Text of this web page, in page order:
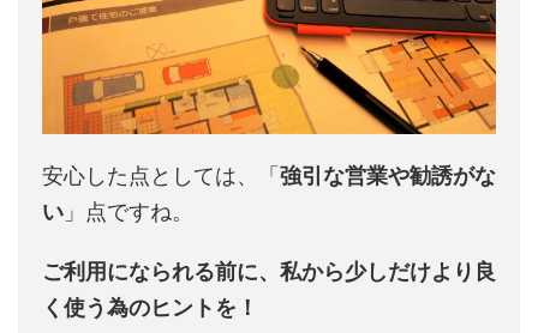
安心した点としては、「 強引な営業や勧誘がな
い 」点ですね。
ご利用になられる前に、私から少しだけより良
く使う為のヒントを！